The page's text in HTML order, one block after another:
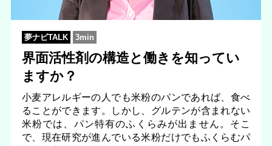
夢ナビTALK 3min
界面活性剤の構造と働きを知ってい
ますか？
小麦アレルギーの人でも米粉のパンであれば、食べ
ることができます。しかし、グルテンが含まれない
米粉では、パン特有のふくらみが出ません。そこ
で、現在研究が進んでいる米粉だけでもふくらむパ